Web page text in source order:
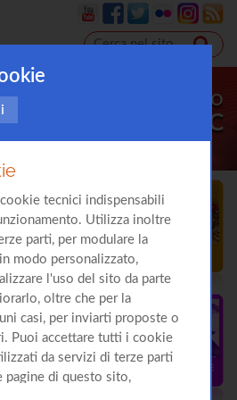
Il sito
Epatite C
tecnici indispensabili
Utilizza inoltre
parti, per modulare la
modo personalizzato,
l'uso del sito da parte
oltre che per la
casi, per inviarti proposte o
Puoi accettare tutti i cookie
da servizi di terze parti
pagine di questo sito,
"Accetta tutti i cookie"